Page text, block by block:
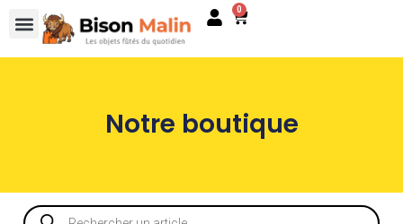
0
Notre boutique